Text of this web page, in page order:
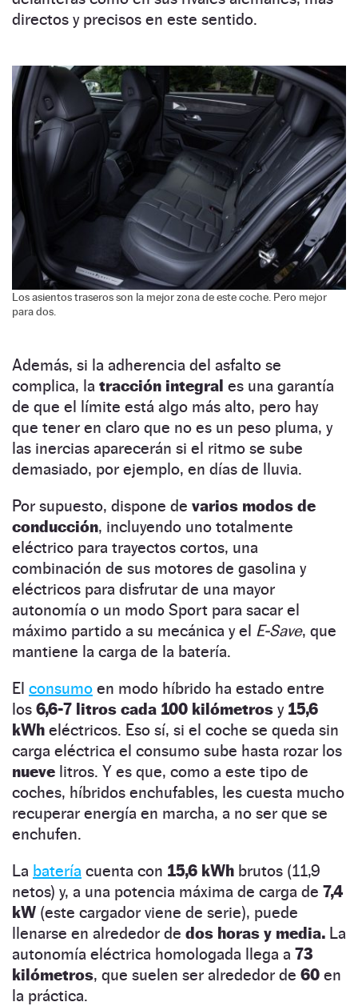
directos y precisos en este sentido.
Los asientos traseros son la mejor zona de este coche. Pero mejor
para dos.
Además, si la adherencia del asfalto se
complica, la tracción integral es una garantía
de que el límite está algo más alto, pero hay
que tener en claro que no es un peso pluma, y
las inercias aparecerán si el ritmo se sube
demasiado, por ejemplo, en días de lluvia.
Por supuesto, dispone de varios modos de
conducción, incluyendo uno totalmente
eléctrico para trayectos cortos, una
combinación de sus motores de gasolina y
eléctricos para disfrutar de una mayor
autonomía o un modo Sport para sacar el
máximo partido a su mecánica y el E-Save, que
mantiene la carga de la batería.
El consumo en modo híbrido ha estado entre
los 6,6-7 litros cada 100 kilómetros y 15,6
kWh eléctricos. Eso sí, si el coche se queda sin
carga eléctrica el consumo sube hasta rozar los
nueve litros. Y es que, como a este tipo de
coches, híbridos enchufables, les cuesta mucho
recuperar energía en marcha, a no ser que se
enchufen.
La batería cuenta con 15,6 kWh brutos (11,9
netos) y, a una potencia máxima de carga de 7,4
kW (este cargador viene de serie), puede
llenarse en alrededor de dos horas y media. La
autonomía eléctrica homologada llega a 73
kilómetros, que suelen ser alrededor de 60 en
la práctica.